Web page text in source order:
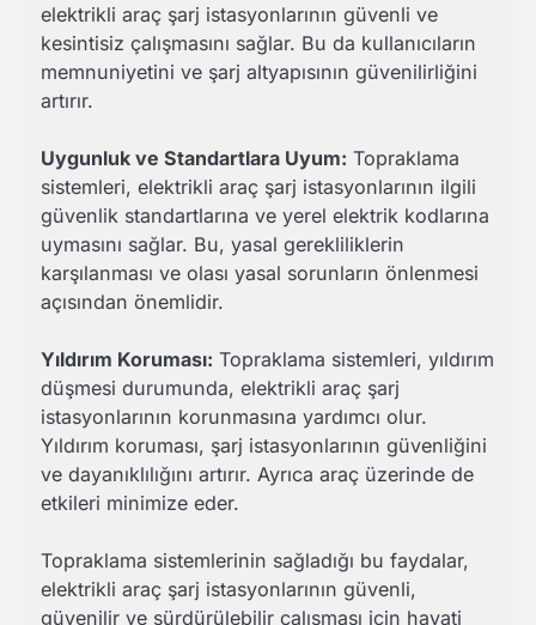
elektrikli araç şarj istasyonlarının güvenli ve
kesintisiz çalışmasını sağlar. Bu da kullanıcıların
memnuniyetini ve şarj altyapısının güvenilirliğini
artırır.
Uygunluk ve Standartlara Uyum: Topraklama
sistemleri, elektrikli araç şarj istasyonlarının ilgili
güvenlik standartlarına ve yerel elektrik kodlarına
uymasını sağlar. Bu, yasal gerekliliklerin
karşılanması ve olası yasal sorunların önlenmesi
açısından önemlidir.
Yıldırım Koruması: Topraklama sistemleri, yıldırım
düşmesi durumunda, elektrikli araç şarj
istasyonlarının korunmasına yardımcı olur.
Yıldırım koruması, şarj istasyonlarının güvenliğini
ve dayanıklılığını artırır. Ayrıca araç üzerinde de
etkileri minimize eder.
Topraklama sistemlerinin sağladığı bu faydalar,
elektrikli araç şarj istasyonlarının güvenli,
güvenilir ve sürdürülebilir çalışması için hayati